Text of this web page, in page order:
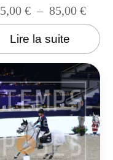
€ – 85,00€
Lire la suite